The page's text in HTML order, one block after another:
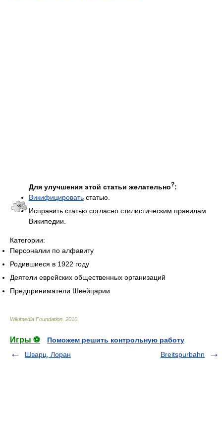
Для улучшения этой статьи желательно?:
Викифицировать статью.
Исправить статью согласно стилистическим правилам
Википедии.
Категории:
Персоналии по алфавиту
Родившиеся в 1922 году
Деятели еврейских общественных организаций
Предприниматели Швейцарии
Wikimedia Foundation 2010
Игры ⚽
Поможем решить контрольную работу
Шварц, Лоран
Breitspurbahn